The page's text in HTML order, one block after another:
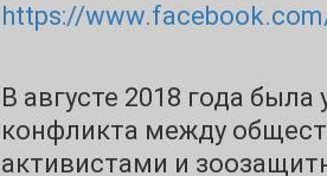
https://
В августе 2018 года была
конфликта между
активистами и